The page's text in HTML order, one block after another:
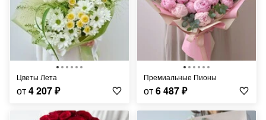
Цветы Лета
от4 207₽
Премиальные Пионы
от6 487₽